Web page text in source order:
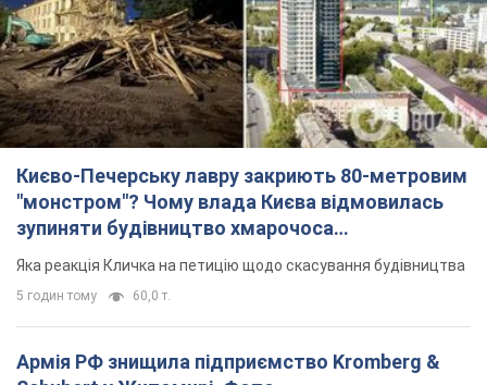
зупиняти будівництво хмарочоса
"московського вірянина"
Яка реакція Кличка на петицію щодо скасування будівництва
5 годин тому 60,0 т.
Армія РФ знищила підприємство Kromberg &
Schubert у Житомирі. Фото
Коли поновить роботу підприємство, наразі невідомо
2 години тому 8,7 т.
МЗС Болгарії викликало українського посла
через інцидент із дроном: що сталося
Бесіда відбудеться 10 серпня